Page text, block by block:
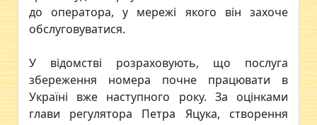
до оператора, у мережі якого він захоче
обслуговуватися.
У відомстві розраховують, що послуга
збереження номера почне працювати в
Україні вже наступного року. За оцінками
глави регулятора Петра Яцука, створення